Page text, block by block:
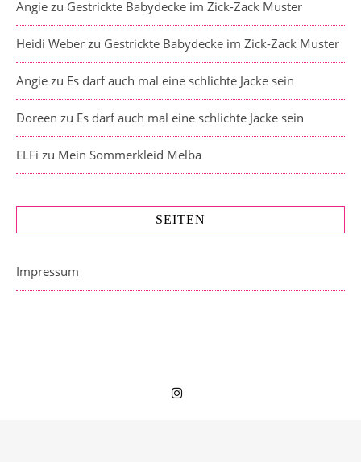
Angie zu Gestrickte Babydecke im Zick-Zack Muster
Heidi Weber zu Gestrickte Babydecke im Zick-Zack Muster
Angie zu Es darf auch mal eine schlichte Jacke sein
Doreen zu Es darf auch mal eine schlichte Jacke sein
ELFi zu Mein Sommerkleid Melba
SEITEN
Impressum